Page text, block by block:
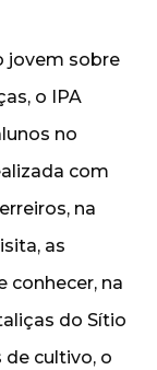
jovem sobre
o IPA
no
com
na
as
conhecer, na
do Sítio
de cultivo, o